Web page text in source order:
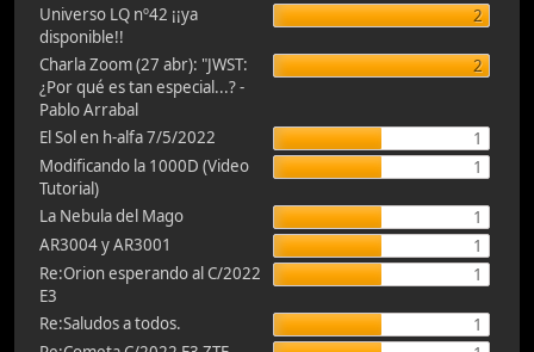
Universo LQ nº42 ¡¡ya
disponible!!
2
Charla Zoom (27 abr): "JWST:
¿Por qué es tan especial...? -
Pablo Arrabal
2
El Sol en h-alfa 7/5/2022
1
Modificando la 1000D (Video
Tutorial)
1
La Nebula del Mago
1
AR3004 y AR3001
1
Re:Orion esperando al C/2022
E3
1
Re:Saludos a todos.
1